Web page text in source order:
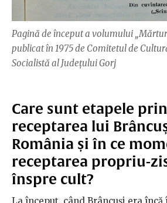
Pagină de început a volumului
publicat în 1975 de Comitetul de
Socialistă al Județului Gorj
Care sunt etapele
receptarea lui
România și în ce
receptarea propriu-
înspre cult?